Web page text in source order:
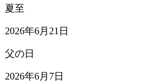
夏至
2026年6月21日
父の日
2026年6月7日